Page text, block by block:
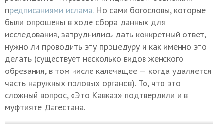
предписаниями ислама.Но сами богословы, которые
были опрошены в ходе сбора данных для
исследования, затруднились дать конкретный ответ,
нужно ли проводить эту процедуру и как именно это
делать (существует несколько видов женского
обрезания, в том числе калечащее — когда удаляется
часть наружных половых органов). То, что это
сложный вопрос, «Это Кавказ» подтвердили и в
муфтияте Дагестана.